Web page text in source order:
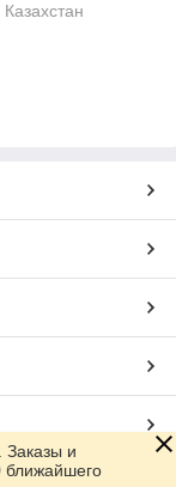
Заказы и
ближайшего